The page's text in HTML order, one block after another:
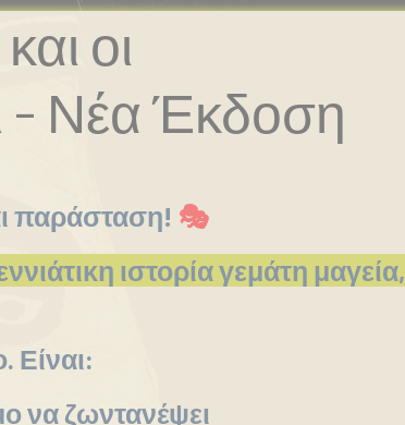
οι
- Νέα Έκδοση
παράσταση! 🎭
ιστορία γεμάτη μαγεία,
Είναι:
να ζωντανέψει